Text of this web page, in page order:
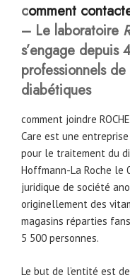
comment
– Le laboratoire
s’engage depuis
professionnels
diabétiques
comment joindre
Care est une
pour le traitement du
Hoffmann-La Roche le
juridique de société
originellement des
magasins réparties
5 500 personnes.
Le but de l’entité est